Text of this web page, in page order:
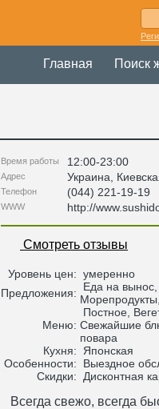
Главная Поиск
Время работы 12:00-23:00
Адрес Украина
Телефон (044) 221-19-19
WWW http://
Смотреть отзывы
Уровень цен: умеренно
Предложения:
Еда на
Меню:
Постное,
Свежайшие
повара
Кухня:
Японская
Особенности:
Выездное
Скидки:
Дисконтная
Всегда свежо, всегда